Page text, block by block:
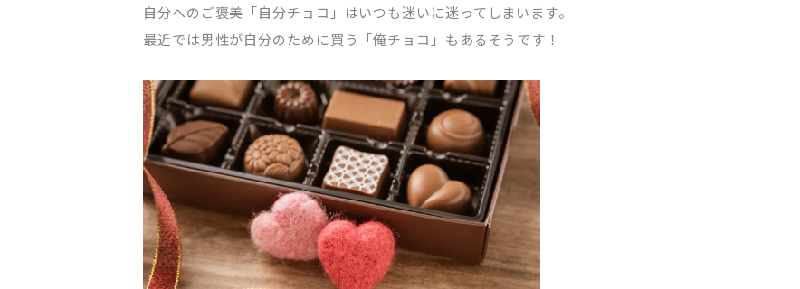
自分へのご褒美「自分チョコ」はいつも迷いに迷ってしまいます。
最近では男性が自分のために買う「俺チョコ」もあるそうです！
CLINIC CONTENTS
ホーム
コンセプト
ドクター紹介
はじめての方へ
オンライン初診相談
料金表
アクセス・院内紹介
クリニックブログ
プライバシーポリシー
TREATMENT CONTENTS